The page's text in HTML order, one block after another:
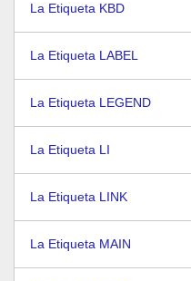
La Etiqueta KBD
La Etiqueta LABEL
La Etiqueta LEGEND
La Etiqueta LI
La Etiqueta LINK
La Etiqueta MAIN